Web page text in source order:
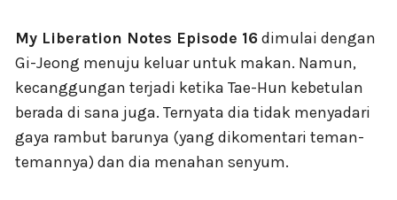
My Liberation Notes Episode 16 dimulai dengan
Gi-Jeong menuju keluar untuk makan. Namun,
kecanggungan terjadi ketika Tae-Hun kebetulan
berada di sana juga. Ternyata dia tidak menyadari
gaya rambut barunya (yang dikomentari teman-
temannya) dan dia menahan senyum.